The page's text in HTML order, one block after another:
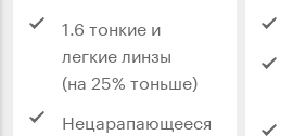
1.6 тонкие и
легкие линзы
(на 25% тоньше)
Нецарапающееся